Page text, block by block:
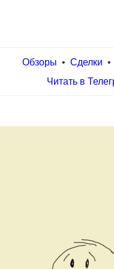
Обзоры • Сделки •
Читать в